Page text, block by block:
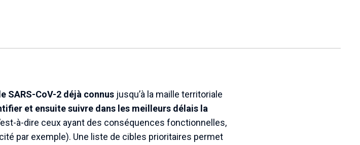
SARS-CoV-2 déjà connus jusqu’à la maille territoriale
et ensuite suivre dans les meilleurs délais la
à-dire ceux ayant des conséquences fonctionnelles,
par exemple). Une liste de cibles prioritaires permet